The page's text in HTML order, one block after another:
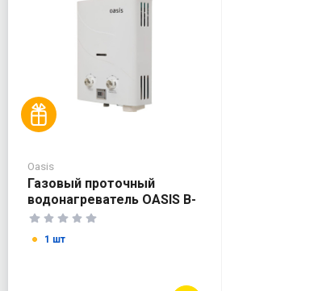
Oasis
Газовый проточный
водонагреватель OASIS B-
12W
1 шт